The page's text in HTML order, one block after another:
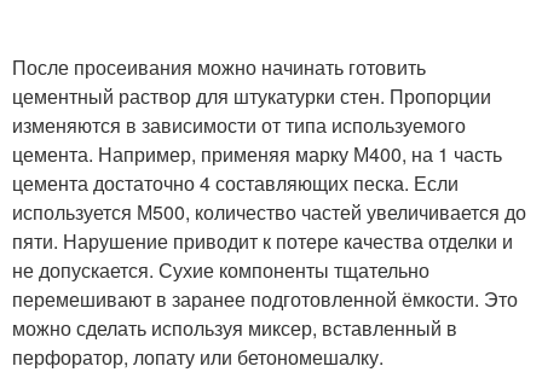
После просеивания можно начинать готовить
цементный раствор для штукатурки стен. Пропорции
изменяются в зависимости от типа используемого
цемента. Например, применяя марку М400, на 1 часть
цемента достаточно 4 составляющих песка. Если
используется М500, количество частей увеличивается до
пяти. Нарушение приводит к потере качества отделки и
не допускается. Сухие компоненты тщательно
перемешивают в заранее подготовленной ёмкости. Это
можно сделать используя миксер, вставленный в
перфоратор, лопату или бетономешалку.